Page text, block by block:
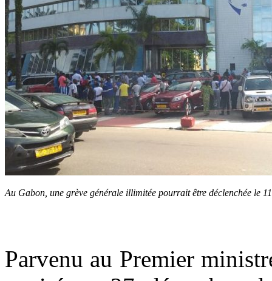
Au Gabon, une grève générale illimitée pourrait être déclenchée le
Parvenu au Premier